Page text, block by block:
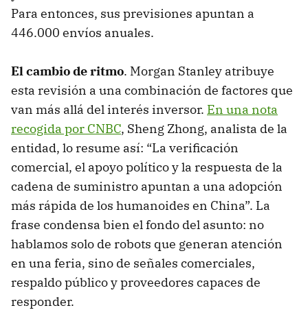
Para entonces, sus previsiones apuntan a
446.000 envíos anuales.
El cambio de ritmo. Morgan Stanley atribuye
esta revisión a una combinación de factores que
van más allá del interés inversor. En una nota
recogida por CNBC, Sheng Zhong, analista de la
entidad, lo resume así: “La verificación
comercial, el apoyo político y la respuesta de la
cadena de suministro apuntan a una adopción
más rápida de los humanoides en China”. La
frase condensa bien el fondo del asunto: no
hablamos solo de robots que generan atención
en una feria, sino de señales comerciales,
respaldo público y proveedores capaces de
responder.